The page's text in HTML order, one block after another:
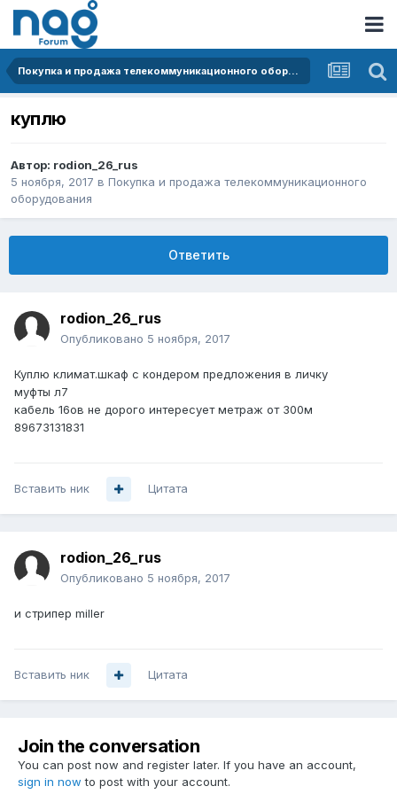
Покупка и продажа телекоммуникационного оборудования
куплю
Автор: rodion_26_rus
5 ноября, 2017 в Покупка и продажа телекоммуникационного
оборудования
Ответить
rodion_26_rus
Опубликовано 5 ноября, 2017
Куплю климат.шкаф с кондером предложения в личку
муфты л7
кабель 16ов не дорого интересует метраж от 300м
89673131831
Вставить ник Цитата
rodion_26_rus
Опубликовано 5 ноября, 2017
и стрипер miller
Вставить ник Цитата
Join the conversation
You can post now and register later. If you have an account,
sign in now to post with your account.